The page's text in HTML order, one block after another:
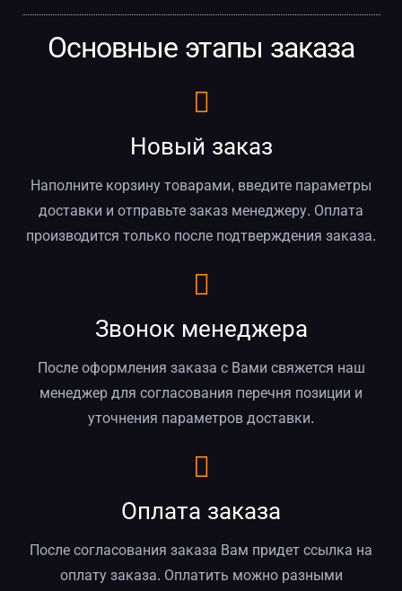
Основные этапы заказа
Новый заказ
Наполните корзину товарами, введите параметры
доставки и отправьте заказ менеджеру. Оплата
производится только после подтверждения заказа.
Звонок менеджера
После оформления заказа с Вами свяжется наш
менеджер для согласования перечня позиции и
уточнения параметров доставки.
Оплата заказа
После согласования заказа Вам придет ссылка на
оплату заказа. Оплатить можно разными